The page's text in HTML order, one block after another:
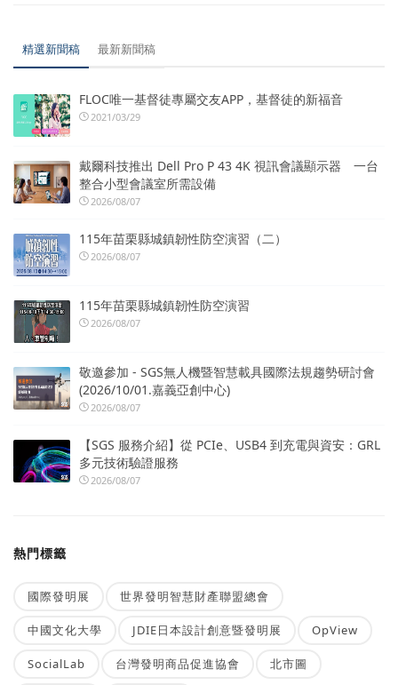
精選新聞稿 最新新聞稿
FLOC唯一基督徒專屬交友APP，基督徒的新福音
2021/03/29
戴爾科技推出 Dell Pro P 43 4K 視訊會議顯示器 一台
整合小型會議室所需設備
2026/08/07
115年苗栗縣城鎮韌性防空演習（二）
2026/08/07
115年苗栗縣城鎮韌性防空演習
2026/08/07
敬邀參加 - SGS無人機暨智慧載具國際法規趨勢研討會
(2026/10/01.嘉義亞創中心)
2026/08/07
【SGS 服務介紹】從 PCIe、USB4 到充電與資安：GRL
多元技術驗證服務
2026/08/07
熱門標籤
國際發明展 世界發明智慧財產聯盟總會
中國文化大學 JDIE日本設計創意暨發明展 OpView
SocialLab 台灣發明商品促進協會 北市圖